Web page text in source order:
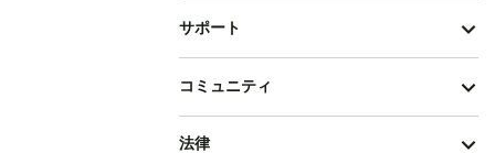
サポート
コミュニティ
法律